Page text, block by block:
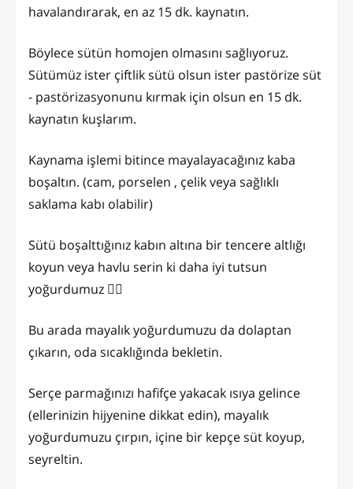
havalandırarak, en az 15 dk. kaynatın.
Böylece sütün homojen olmasını sağlıyoruz.
Sütümüz ister çiftlik sütü olsun ister pastörize süt
- pastörizasyonunu kırmak için olsun en 15 dk.
kaynatın kuşlarım.
Kaynama işlemi bitince mayalayacağınız kaba
boşaltın. (cam, porselen , çelik veya sağlıklı
saklama kabı olabilir)
Sütü boşalttığınız kabın altına bir tencere altlığı
koyun veya havlu serin ki daha iyi tutsun
yoğurdumuz 👍🏻
Bu arada mayalık yoğurdumuzu da dolaptan
çıkarın, oda sıcaklığında bekletin.
Serçe parmağınızı hafifçe yakacak ısıya gelince
(ellerinizin hijyenine dikkat edin), mayalık
yoğurdumuzu çırpın, içine bir kepçe süt koyup,
seyreltin.